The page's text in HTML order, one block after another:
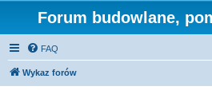
Forum budowlane,
FAQ
Wykaz forów